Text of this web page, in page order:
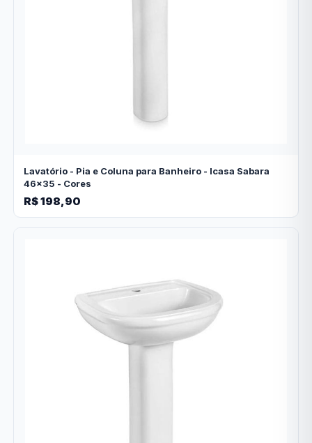
Lavatório - Pia e Coluna para Banheiro - Icasa Sabara
46x35 - Cores
R$ 198,90